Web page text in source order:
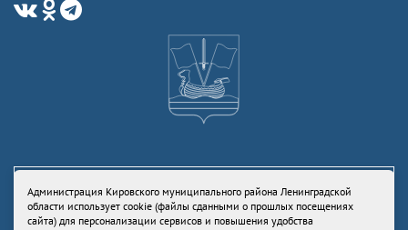
Администрация Кировского муниципального района Ленинградской
области использует cookie (файлы сданными о прошлых посещениях
сайта) для персонализации сервисов и повышения удобства